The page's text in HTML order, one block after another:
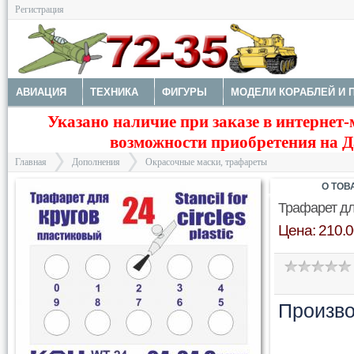
Регистрация
АВИАЦИЯ ТЕХНИКА ФИГУРЫ МОДЕЛИ КОРАБЛЕЙ И
ДОПОЛНЕНИЯ ДЕКАЛИ КОЛЕСА НАБОРЫ
КРАСКИ И ИНСТРУМЕНТЫ
Указано наличие при заказе в
возможности приобретения на
Главная Дополнения Окрасочные маски, трафареты
Трафарет
Цена:
О